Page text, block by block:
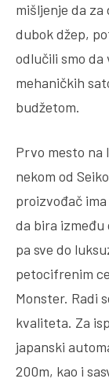
mišljenje da
dubok džep,
odlučili smo
mehaničkih
budžetom.
Prvo mesto na
nekom od
proizvođač
da bira između
pa sve do
petocifrenim
Monster. Radi
kvaliteta. Za
japanski
200m, kao i